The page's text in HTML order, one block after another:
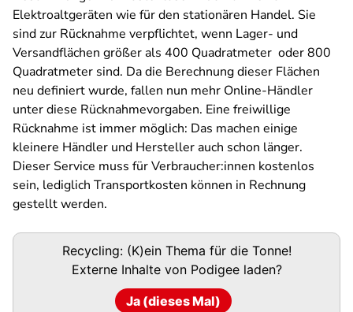
Elektroaltgeräten wie für den stationären Handel. Sie
sind zur Rücknahme verpflichtet, wenn Lager- und
Versandflächen größer als 400 Quadratmeter oder 800
Quadratmeter sind. Da die Berechnung dieser Flächen
neu definiert wurde, fallen nun mehr Online-Händler
unter diese Rücknahmevorgaben. Eine freiwillige
Rücknahme ist immer möglich: Das machen einige
kleinere Händler und Hersteller auch schon länger.
Dieser Service muss für Verbraucher:innen kostenlos
sein, lediglich Transportkosten können in Rechnung
gestellt werden.
Podigee-Recycling: (K)ein Thema für die Tonne!
Externe Inhalte von Podigeeladen?
Ja (dieses Mal)